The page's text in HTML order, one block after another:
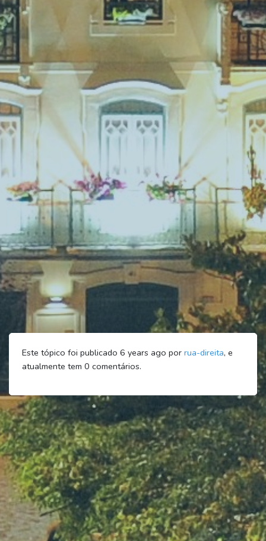
Este tópico foi publicado 6 years ago por rua-direita, e
atualmente tem 0 comentários.